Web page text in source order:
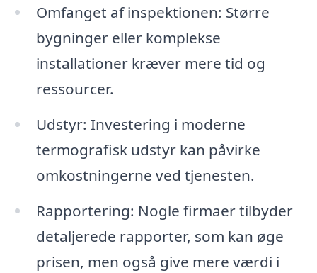
Omfanget af inspektionen: Større
bygninger eller komplekse
installationer kræver mere tid og
ressourcer.
Udstyr: Investering i moderne
termografisk udstyr kan påvirke
omkostningerne ved tjenesten.
Rapportering: Nogle firmaer tilbyder
detaljerede rapporter, som kan øge
prisen, men også give mere værdi i